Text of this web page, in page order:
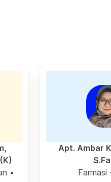
Apt. Ambar
Farmasi
•